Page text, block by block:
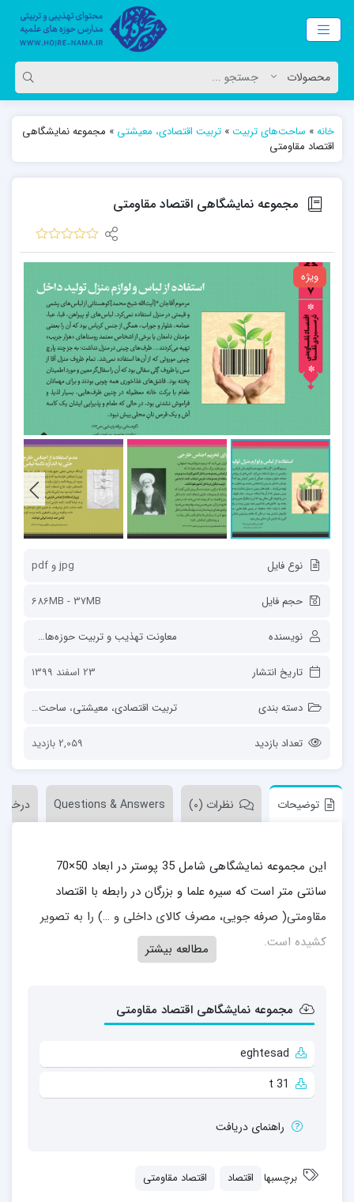
خانه» ساحت‌های تربیت» تربیت اقتصادی، معیشتی » مجموعه نمایشگاهی
اقتصاد مقاومتی
مجموعه نمایشگاهی اقتصاد مقاومتی
ویژه
نوع فایل jpg و pdf
حجم فایل 686MB - 37MB
نویسنده معاونت تهذیب و تربیت حوزه‌های علمیه
تاریخ انتشار 23 اسفند 1399
دسته بندی تربیت اقتصادی، معیشتی، ساحت‌های تربیت
تعداد بازدید 2,059 بازدید
توضیحات نظرات (0) Questions & Answers
این مجموعه نمایشگاهی شامل 35 پوستر در ابعاد 50×70
سانتی متر است که سیره علما و بزرگان در رابطه با اقتصاد
مقاومتی( صرفه جویی، مصرف کالای داخلی و …) را به تصویر
کشیده است.
مطالعه بیشتر
مجموعه نمایشگاهی اقتصاد مقاومتی
eghtesad
t 31
راهنمای دریافت
برچسبها اقتصاد اقتصاد مقاومتی